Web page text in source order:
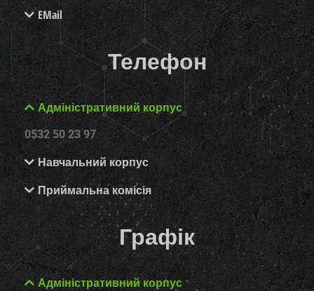
EMail
Телефон
Адміністративний корпус
0532 50 23 97
Навчальний корпус
Приймальна комісія
Графік
Адміністративний корпус